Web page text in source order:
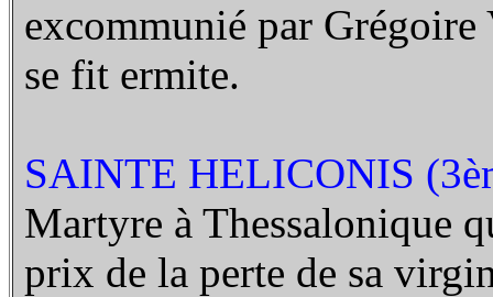
excommunié par
se fit ermite.
SAINTE HELICONIS
Martyre à Thessalonique
prix de la perte de sa